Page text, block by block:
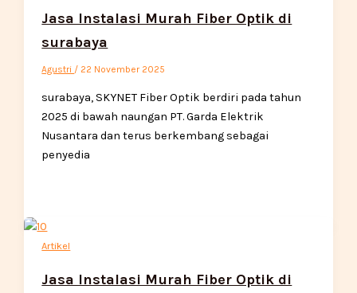
Jasa Instalasi Murah Fiber Optik di
surabaya
Agustri / 22 November 2025
surabaya, SKYNET Fiber Optik berdiri pada tahun
2025 di bawah naungan PT. Garda Elektrik
Nusantara dan terus berkembang sebagai
penyedia
Artikel
Jasa Instalasi Murah Fiber Optik di